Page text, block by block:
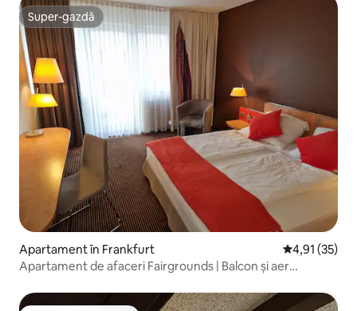
Super-gazdă
Super-gazdă
Apartament în Frankfurt Scor mediu
4,91 (35)
Apartament de afaceri Fairgrounds | Balcon și aer